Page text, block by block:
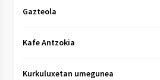
Gazteola
Kafe Antzokia
Kurkuluxetan umegunea